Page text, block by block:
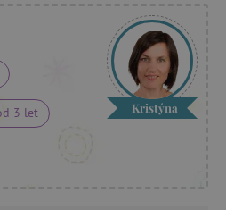
3 let Kristýna